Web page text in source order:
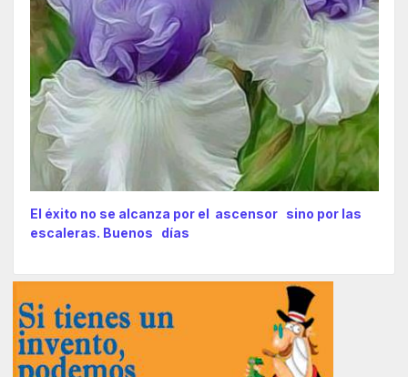
El éxito no se alcanza por el ascensor sino por las
escaleras. Buenos días